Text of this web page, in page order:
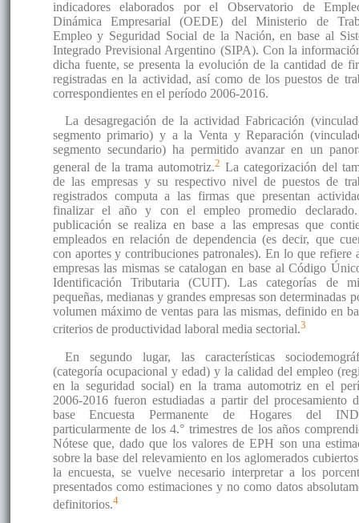
indicadores elaborados por el Observatorio de
Dinámica Empresarial (OEDE) del Ministerio de
Empleo y Seguridad Social de la Nación, en base al
Integrado Previsional Argentino (SIPA). Con la
dicha fuente, se presenta la evolución de la cantidad de
registradas en la actividad, así como de los puestos de
correspondientes en el período 2006-2016.
La desagregación de la actividad Fabricación
segmento primario) y a la Venta y Reparación
segmento secundario) ha permitido avanzar en un
general de la trama automotriz.2 La categorización del
de las empresas y su respectivo nivel de puestos de
registrados computa a las firmas que presentan
finalizar el año y con el empleo promedio
publicación se realiza en base a las empresas que
empleados en relación de dependencia (es decir, que
con aportes y contribuciones patronales). En lo que refiere
empresas las mismas se catalogan en base al Código
Identificación Tributaria (CUIT). Las categorías de
pequeñas, medianas y grandes empresas son determinadas
volumen máximo de ventas para las mismas, definido en
criterios de productividad laboral media sectorial.3
En segundo lugar, las características
(categoría ocupacional y edad) y la calidad del empleo
en la seguridad social) en la trama automotriz en el
2006-2016 fueron estudiadas a partir del procesamiento
base Encuesta Permanente de Hogares del
particularmente de los 4.° trimestres de los años
Nótese que, dado que los valores de EPH son una
sobre la base del relevamiento en los aglomerados
la encuesta, se vuelve necesario interpretar a los
presentados como estimaciones y no como datos
definitorios.4